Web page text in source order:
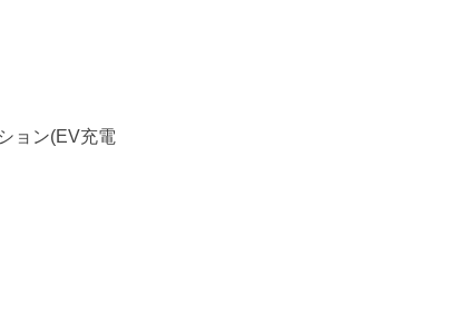
ョン(EV充電